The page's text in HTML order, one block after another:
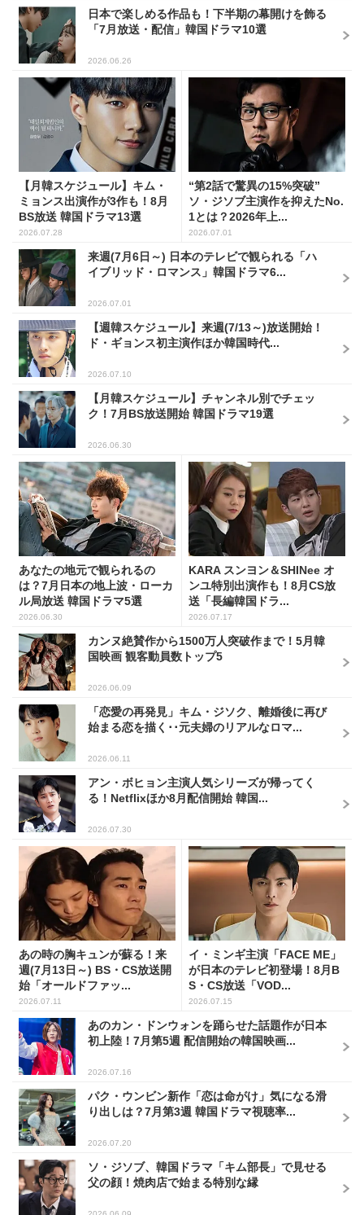
日本で楽しめる作品も！下半期の幕開けを飾る
「7月放送・配信」韓国ドラマ10選
2026.06.26
【月韓スケジュール】キム・
ミョンス出演作が3作も！8月
BS放送 韓国ドラマ13選
2026.07.28
“第2話で驚異の15%突破”
ソ・ジソブ主演作を抑えたNo.
1とは？2026年上...
2026.07.01
来週(7月6日～) 日本のテレビで観られる「ハ
イブリッド・ロマンス」韓国ドラマ6...
2026.07.01
【週韓スケジュール】来週(7/13～)放送開始！
ド・ギョンス初主演作ほか韓国時代...
2026.07.10
【月韓スケジュール】チャンネル別でチェッ
ク！7月BS放送開始 韓国ドラマ19選
2026.06.30
あなたの地元で観られるの
は？7月日本の地上波・ローカ
ル局放送 韓国ドラマ5選
2026.06.30
KARA スンヨン＆SHINee オ
ンユ特別出演作も！8月CS放
送「長編韓国ドラ...
2026.07.17
カンヌ絶賛作から1500万人突破作まで！5月韓
国映画 観客動員数トップ5
2026.06.09
「恋愛の再発見」キム・ジソク、離婚後に再び
始まる恋を描く･･元夫婦のリアルなロマ...
2026.06.11
アン・ボヒョン主演人気シリーズが帰ってく
る！Netflixほか8月配信開始 韓国...
2026.07.30
あの時の胸キュンが蘇る！来
週(7月13日～) BS・CS放送開
始「オールドファッ...
2026.07.11
イ・ミンギ主演「FACE ME」
が日本のテレビ初登場！8月B
S・CS放送「VOD...
2026.07.15
あのカン・ドンウォンを踊らせた話題作が日本
初上陸！7月第5週 配信開始の韓国映画...
2026.07.16
パク・ウンビン新作「恋は命がけ」気になる滑
り出しは？7月第3週 韓国ドラマ視聴率...
2026.07.20
ソ・ジソブ、韓国ドラマ「キム部長」で見せる
父の顔！焼肉店で始まる特別な縁